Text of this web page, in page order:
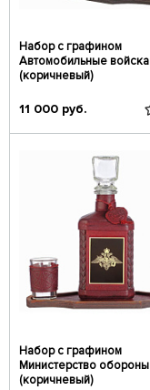
Набор с графином
Автомобильные войска
(коричневый)
11 000 руб.
Набор с графином
Министерство обороны
(коричневый)